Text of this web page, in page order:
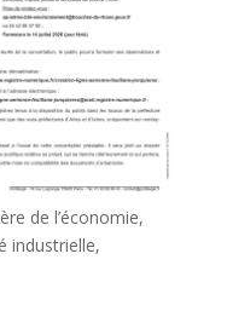
de l’économie,
industrielle,